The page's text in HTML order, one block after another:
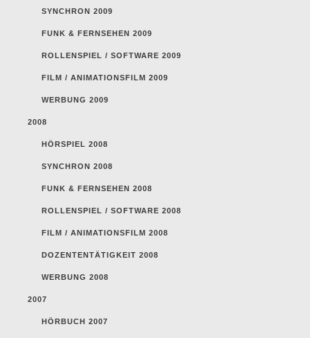
SYNCHRON 2009
FUNK & FERNSEHEN 2009
ROLLENSPIEL / SOFTWARE 2009
FILM / ANIMATIONSFILM 2009
WERBUNG 2009
2008
HÖRSPIEL 2008
SYNCHRON 2008
FUNK & FERNSEHEN 2008
ROLLENSPIEL / SOFTWARE 2008
FILM / ANIMATIONSFILM 2008
DOZENTENTÄTIGKEIT 2008
WERBUNG 2008
2007
HÖRBUCH 2007